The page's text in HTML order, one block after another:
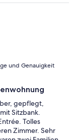
und Genauigkeit
gepflegt,
Sitzbank.
Tolles
Zimmer. Sehr